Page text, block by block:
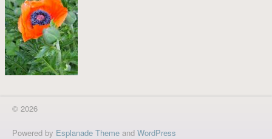
© 2026
Powered by Esplanade Theme and WordPress